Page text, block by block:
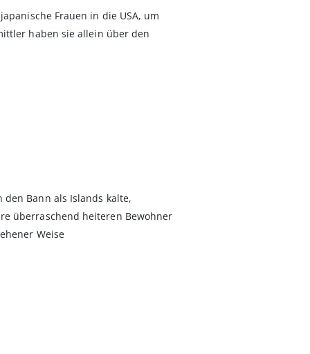
Frauen in die USA, um
haben sie allein über den
Bann als Islands kalte,
überraschend heiteren Bewohner
Weise